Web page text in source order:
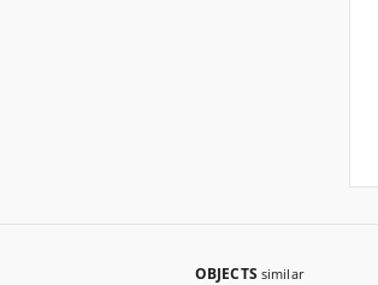
OBJECTS similar